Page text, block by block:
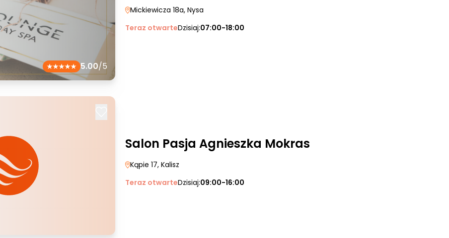
5.00/5
Mickiewicza 18a, Nysa
Teraz otwarteDzisiaj:07:00-18:00
Salon Pasja Agnieszka Mokras
Kąpie 17, Kalisz
Teraz otwarteDzisiaj:09:00-16:00